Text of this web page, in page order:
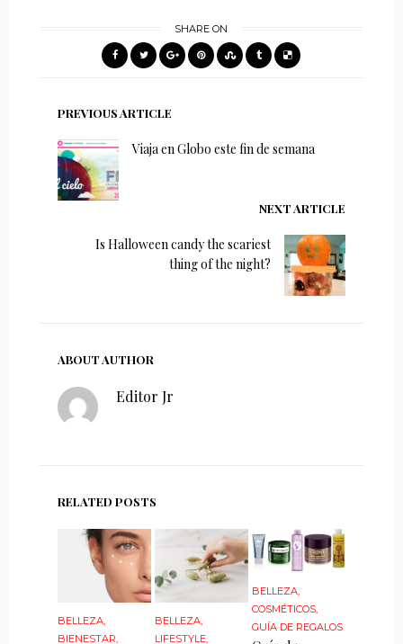
SHARE ON
PREVIOUS ARTICLE
Viaja en Globo este fin de semana
NEXT ARTICLE
Is Halloween candy the scariest
thing of the night?
ABOUT AUTHOR
Editor Jr
RELATED POSTS
BELLEZA,
BIENESTAR,
BELLEZA,
LIFESTYLE,
BELLEZA,
COSMÉTICOS,
GUÍA DE REGALOS